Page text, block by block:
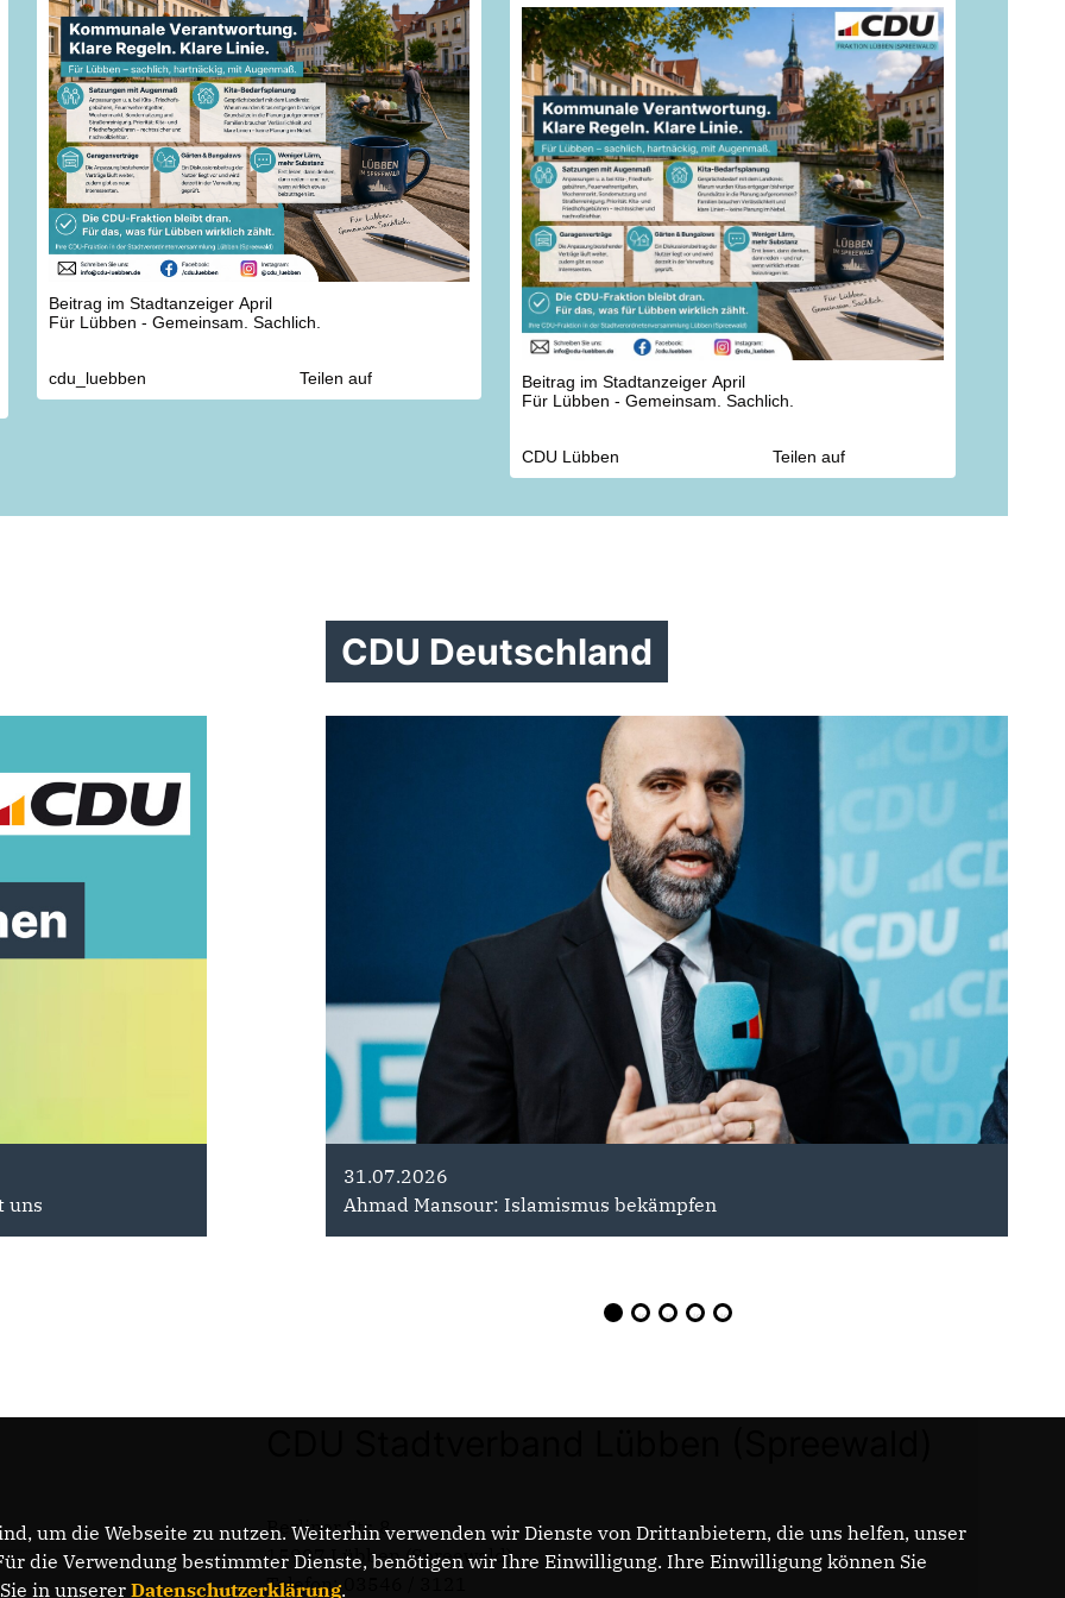
Spielbergstraße 3 in 15907 Lübben
im Café Lange.
und junge Menschen attraktiv gestalten.
Das sind keine einfachen Wege. Aber wir sind
überzeugt: Wenn wir zusammenhalten, wenn wir
zuhören und gemeinsam anpacken, kann Lübben
wachsen ? mit Zuversicht und mit Herz.
Die Botschaft von Ostern gibt uns dafür Kraft: Hoffnung
erneuert. Gemeinschaft trägt. Zukunft entsteht.
Wir wünschen Ihnen und Ihren Familien ein gesegnetes
Osterfest, erholsame Tage und viele schöne Momente!
Herzlichst
Ihre CDU Lübben
Beitrag im Stadtanzeiger April
Für Lübben - Gemeinsam. Sachlich.
cdu_luebben Teilen auf
Beitrag im Stadtanzeiger April
Für Lübben - Gemeinsam. Sachlich.
CDU Lübben Teilen auf
uns
100 Tage Arbeit für Brandenburg
CDU Deutschland
steht zusammen
31.07.2026
Ahmad Mansour: Islamismus bekämpfen
Berliner Str. 8
15907 Lübben (Spreewald)
Telefon: 03546 / 3121
um die Webseite zu nutzen. Weiterhin verwenden wir Dienste von Drittanbietern, die uns helfen, unser
die Verwendung bestimmter Dienste, benötigen wir Ihre Einwilligung. Ihre Einwilligung können Sie
in unserer Datenschutzerklärung.